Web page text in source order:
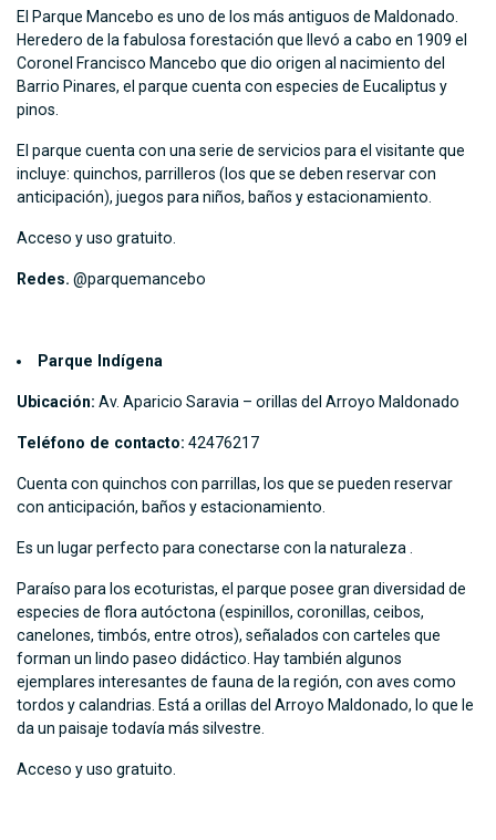
El Parque Mancebo es uno de los más antiguos de Maldonado.
Heredero de la fabulosa forestación que llevó a cabo en 1909 el
Coronel Francisco Mancebo que dio origen al nacimiento del
Barrio Pinares, el parque cuenta con especies de Eucaliptus y
pinos.
El parque cuenta con una serie de servicios para el visitante que
incluye: quinchos, parrilleros (los que se deben reservar con
anticipación), juegos para niños, baños y estacionamiento.
Acceso y uso gratuito.
Redes. @parquemancebo
Parque Indígena
Ubicación: Av. Aparicio Saravia – orillas del Arroyo Maldonado
Teléfono de contacto: 42476217
Cuenta con quinchos con parrillas, los que se pueden reservar
con anticipación, baños y estacionamiento.
Es un lugar perfecto para conectarse con la naturaleza .
Paraíso para los ecoturistas, el parque posee gran diversidad de
especies de flora autóctona (espinillos, coronillas, ceibos,
canelones, timbós, entre otros), señalados con carteles que
forman un lindo paseo didáctico. Hay también algunos
ejemplares interesantes de fauna de la región, con aves como
tordos y calandrias. Está a orillas del Arroyo Maldonado, lo que le
da un paisaje todavía más silvestre.
Acceso y uso gratuito.